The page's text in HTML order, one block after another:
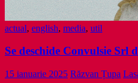
actual, english, media, util
Se deschide Convulsie Srl
15 ianuarie 2025 Răzvan Țupa